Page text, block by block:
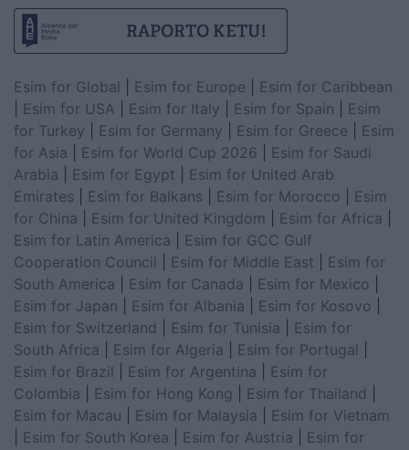
Esim for Global Esim for Europe
Esim for Caribbean
Esim for USA Esim for Italy Esim for Spain
Esim
for Turkey
Esim for Germany Esim for Greece
Esim
for Asia
Esim for World Cup 2026
Esim for Saudi
Arabia
Esim for Egypt
Esim for United Arab
Emirates
Esim for Balkans Esim for Morocco
Esim
for China
Esim for United Kingdom Esim for Africa
Esim for Latin America
Esim for GCC Gulf
Cooperation Council
Esim for Middle East
Esim for
South America
Esim for Canada Esim for Mexico
Esim for Japan
Esim for Albania Esim for Kosovo
Esim for Switzerland
Esim for Tunisia
Esim for
South Africa
Esim for Algeria Esim for Portugal
Esim for Brazil
Esim for Argentina
Esim for
Colombia
Esim for Hong Kong Esim for Thailand
Esim for Macau
Esim for Malaysia
Esim for Vietnam
Esim for South Korea Esim for Austria
Esim for